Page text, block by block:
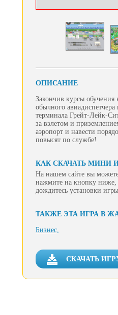
ОПИСАНИЕ
Закончив курсы
обычного
терминала Грейт-Лейк-
за взлетом и
аэропорт и навести
повысят по службе!
КАК СКАЧАТЬ МИНИ
На нашем сайте вы
нажмите на кнопку ниже,
дождитесь установки
ТАКЖЕ ЭТА ИГРА В
Бизнес,
СКАЧАТЬ